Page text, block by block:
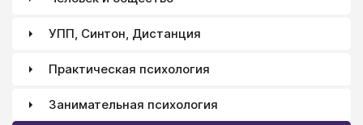
УПП, Синтон, Дистанция
Практическая психология
Занимательная психология